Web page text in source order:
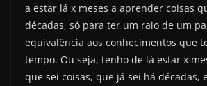
a estar lá x meses a aprender coisas
décadas, só para ter um raio de um
equivalência aos conhecimentos que
tempo. Ou seja, tenho de lá estar x
que sei coisas, que já sei há décadas,